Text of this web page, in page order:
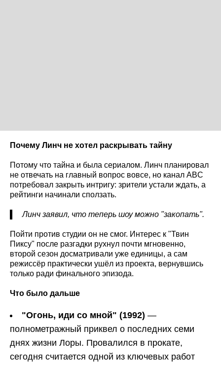
Почему Линч не хотел раскрывать тайну
Потому что тайна и была сериалом. Линч планировал
не отвечать на главный вопрос вовсе, но канал ABC
потребовал закрыть интригу: зрители устали ждать, а
рейтинги начинали сползать.
Линч заявил, что теперь шоу можно "закопать".
Пойти против студии он не смог. Интерес к "Твин
Пиксу" после разгадки рухнул почти мгновенно,
второй сезон досматривали уже единицы, а сам
режиссёр практически ушёл из проекта, вернувшись
только ради финального эпизода.
Что было дальше
"Огонь, иди со мной" (1992) —
полнометражный приквел о последних семи
днях жизни Лоры. Провалился в прокате,
сегодня считается одной из ключевых работ